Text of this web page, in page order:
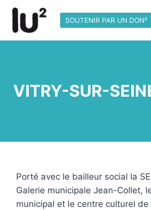
Skip
content
SOUTENIR PAR UN DON²
VITRY-SUR-
Porté avec le bailleur social la
Galerie municipale Jean-Collet,
municipal et le centre culturel de